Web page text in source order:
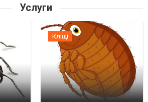
Услуги
Кліщі